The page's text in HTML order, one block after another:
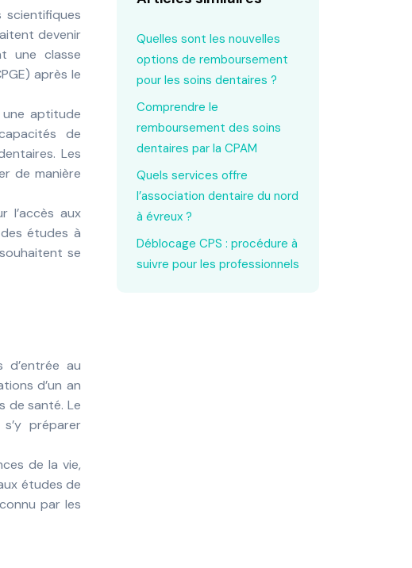
scientifiques
devenir
une classe
après le
aptitude
de
Les
de manière
l’accès aux
études à
se
d’entrée au
d’un an
de santé. Le
préparer
de la vie,
études de
par les
Quelles sont les nouvelles
options de remboursement
pour les soins dentaires ?
Comprendre le
remboursement des soins
dentaires par la CPAM
Quels services offre
l’association dentaire du nord
à évreux ?
Déblocage CPS : procédure à
suivre pour les professionnels